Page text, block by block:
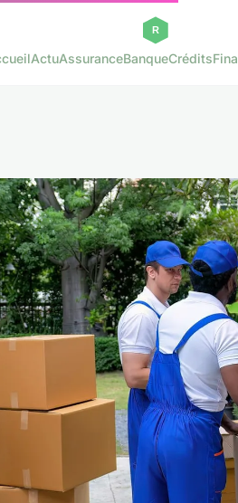
ActuAssuranceBanqueCrédits